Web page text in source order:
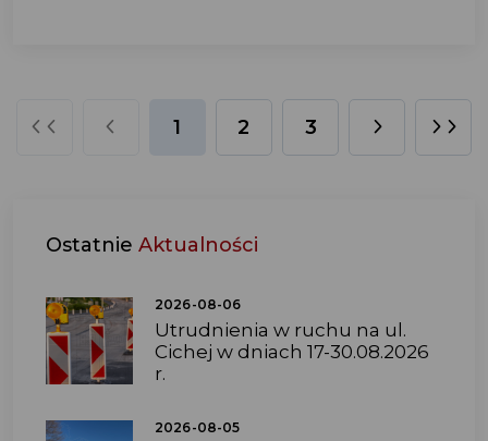
1 2 3
Ostatnie Aktualności
2026-08-06
Utrudnienia w ruchu na ul.
Cichej w dniach 17-30.08.2026
r.
2026-08-05